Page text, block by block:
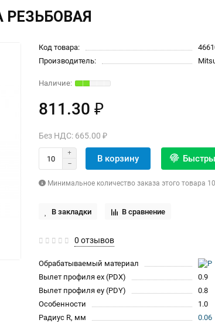
РЕЗЬБОВАЯ
Код товара:
Производитель:
811.30 ₽
Без НДС: 665.00 ₽
В корзину
Минимальное количество заказа этого товара 10
В закладки В сравнение
0 отзывов
Обрабатываемый материал
Вылет профиля ex (PDX)
0.9
Вылет профиля ey (PDY)
0.8
Особенности
1.0
Радиус R, мм
0.06